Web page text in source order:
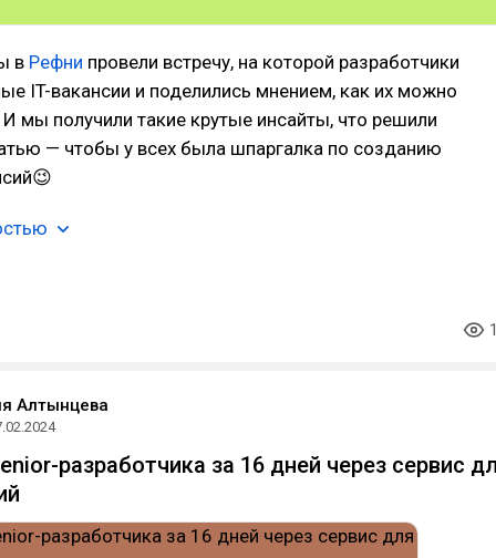
в Рефни провели встречу, на которой разработчики
IT-вакансии и поделились мнением, как их можно
мы получили такие крутые инсайты, что решили
— чтобы у всех была шпаргалка по созданию
Алтынцева
разработчика за 16 дней через сервис